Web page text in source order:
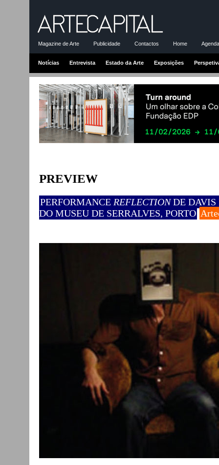
Magazine de Arte Publicidade Contactos Home
Notícias Entrevista Estado da Arte Exposições
PREVIEW
PERFORMANCE REFLECTIONDE DAVIS
DO MUSEU DE SERRALVES, PORTO